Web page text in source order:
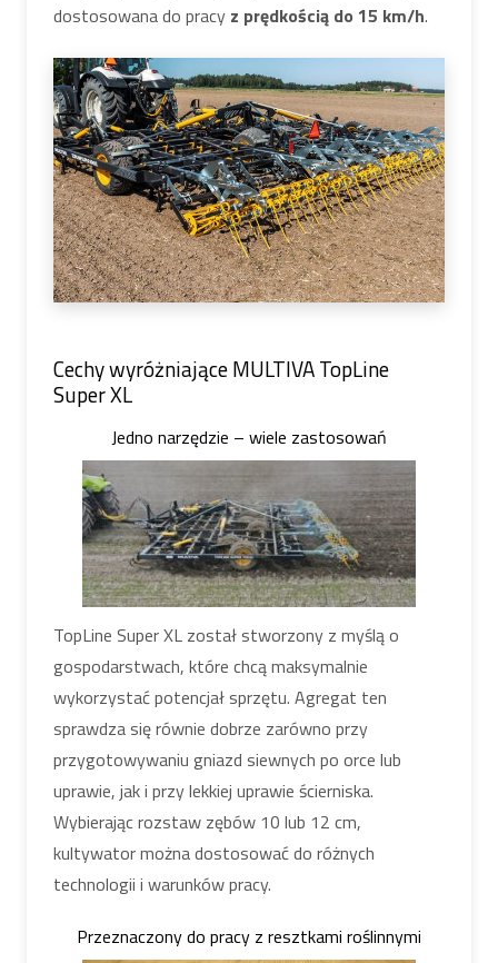
dostosowana do pracy z prędkością do 15 km/h.
Cechy wyróżniające MULTIVA TopLine
Super XL
Jedno narzędzie – wiele zastosowań
TopLine Super XL został stworzony z myślą o
gospodarstwach, które chcą maksymalnie
wykorzystać potencjał sprzętu. Agregat ten
sprawdza się równie dobrze zarówno przy
przygotowywaniu gniazd siewnych po orce lub
uprawie, jak i przy lekkiej uprawie ścierniska.
Wybierając rozstaw zębów 10 lub 12 cm,
kultywator można dostosować do różnych
technologii i warunków pracy.
Przeznaczony do pracy z resztkami roślinnymi